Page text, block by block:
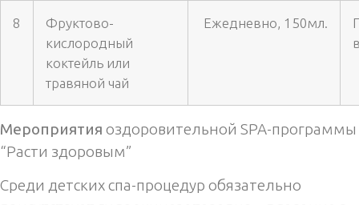
8
Фруктово-
кислородный
коктейль или
травяной чай
Ежедневно, 150мл.
Мероприятия оздоровительной SPA-программы
“Расти здоровым”
Среди детских спа-процедур обязательно